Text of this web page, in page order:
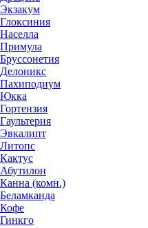
Экзакум
Глоксиния
Населла
Примула
Бруссонетия
Делоникс
Пахиподиум
Юкка
Гортензия
Гаультерия
Эвкалипт
Литопс
Кактус
Абутилон
Канна (комн.)
Беламканда
Кофе
Гинкго